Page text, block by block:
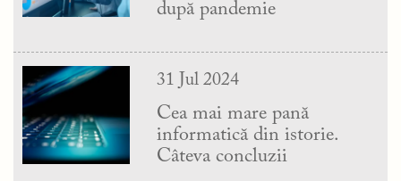
după pandemie
31 Jul 2024
Cea mai mare pană
informatică din istorie.
Câteva concluzii